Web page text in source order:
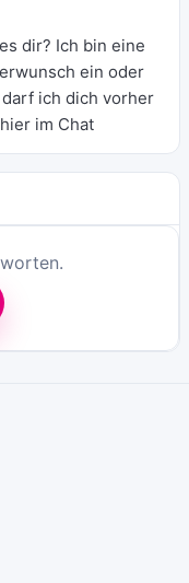
dir? Ich bin eine
ein oder
ich dich vorher
im Chat